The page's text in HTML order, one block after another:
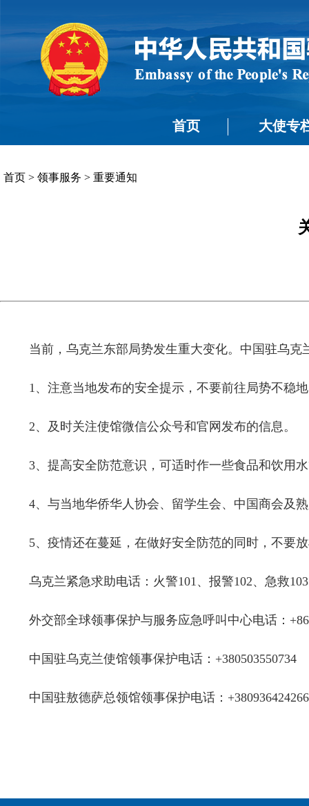
首页 大使专
首页 > 领事服务 > 重要通知
当前 ，乌克兰东部局势发生重大变化。 中国驻乌克
1、 注意当地发布的安全提示，不要前往局势不稳
2、 及时关注使馆微信公众号和官网发布的信息。
3、 提高安全防范意识，可适时作一些食品和饮用
4、 与当地华侨华人协会、留学生会、中国商会及
5、 疫情还在蔓延，在做好安全 防范的同时， 不要
乌克兰紧急求助电话：火警101、报警102、急救103
外交部全球领事保护与服务应急呼叫中心电话：
中国驻乌克兰使馆领事保护电话： +380503550734
中国驻敖德萨总领馆领事保护电话： +380936424266